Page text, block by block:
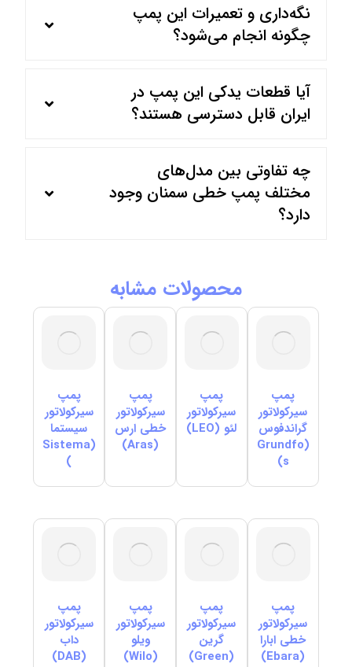
نگه‌داری و تعمیرات این پمپ
چگونه انجام می‌شود؟
آیا قطعات یدکی این پمپ در
ایران قابل دسترسی هستند؟
چه تفاوتی بین مدل‌های
مختلف پمپ خطی سمنان وجود
دارد؟
محصولات مشابه
پمپ
سیرکولاتور
گراندفوس
(Grundfo
s)
پمپ
سیرکولاتور
لئو (LEO)
پمپ
سیرکولاتور
خطی ارس
(Aras)
پمپ
سیرکولاتور
سیستما
(Sistema
)
پمپ
سیرکولاتور
خطی ابارا
(Ebara)
پمپ
سیرکولاتور
گرین
(Green)
پمپ
سیرکولاتور
ویلو
(Wilo)
پمپ
سیرکولاتور
داب
(DAB)